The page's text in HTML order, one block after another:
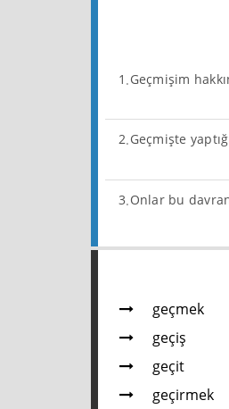
1.Geçmişim
2.Geçmişte
3.Onlar bu
geçmek
geçiş
geçit
geçirmek